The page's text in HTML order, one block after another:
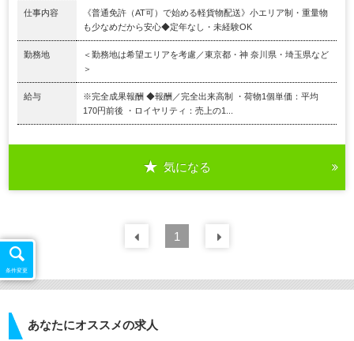
仕事内容
《普通免許（AT可）で始める軽貨物配送》小エリア制・重量物
も少なめだから安心◆定年なし・未経験OK
勤務地
＜勤務地は希望エリアを考慮／東京都・神 奈川県・埼玉県など
＞
給与
※完全成果報酬 ◆報酬／完全出来高制 ・荷物1個単価：平均
170円前後 ・ロイヤリティ：売上の1...
気になる
前の 件
1
あなたにオススメの求人
条件変更